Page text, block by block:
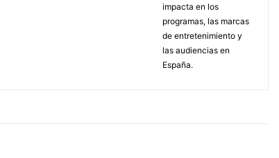
impacta en los
programas, las marcas
de entretenimiento y
las audiencias en
España.